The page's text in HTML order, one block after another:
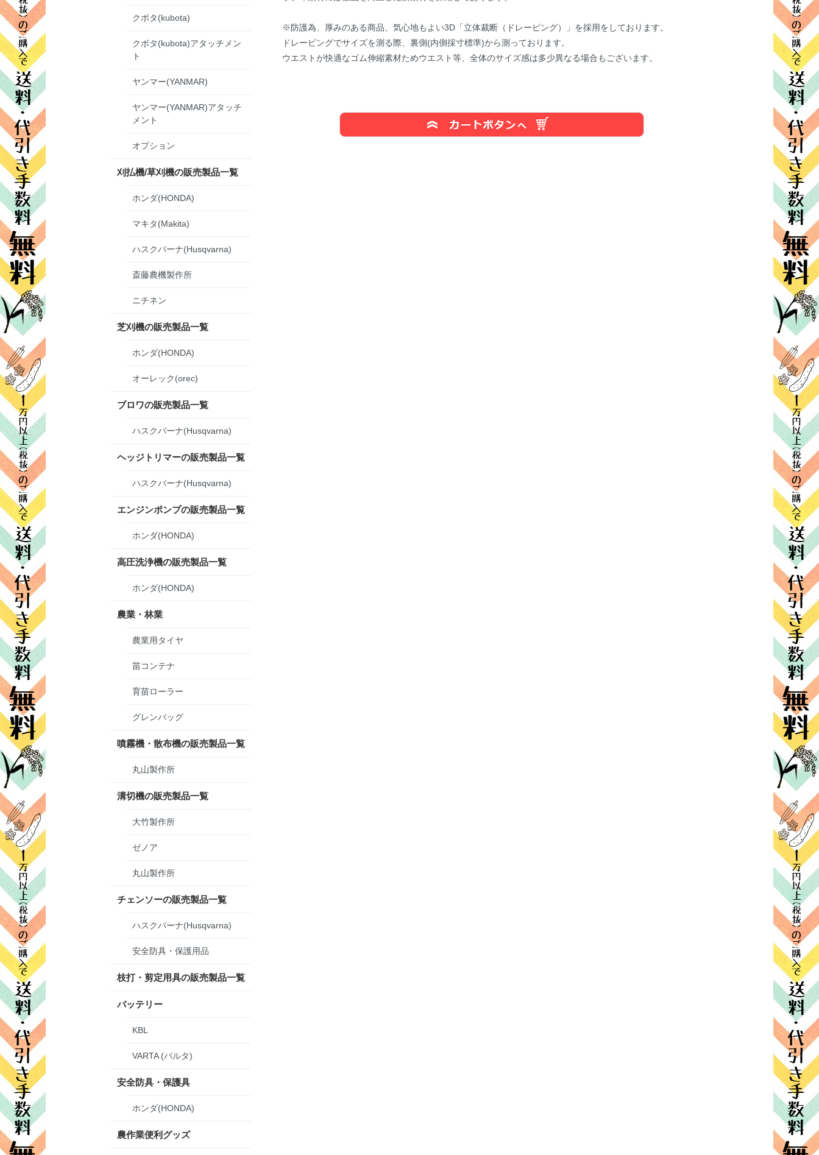
※防護為、厚みのある商品、気心地もよい3D「立体裁断（ドレーピング）」を採用をしております。
ドレーピングでサイズを測る際、裏側(内側採寸標準)から測っております。
ウエストが快適なゴム伸縮素材ためウエスト等、全体のサイズ感は多少異なる場合もございます。
クボタ(kubota)
クボタ(kubota)アタッチメン
ト
ヤンマー(YANMAR)
ヤンマー(YANMAR)アタッチ
メント
オプション
刈払機/草刈機の販売製品一覧
ホンダ(HONDA)
マキタ(Makita)
ハスクバーナ(Husqvarna)
斎藤農機製作所
ニチネン
芝刈機の販売製品一覧
ホンダ(HONDA)
オーレック(orec)
ブロワの販売製品一覧
ハスクバーナ(Husqvarna)
ヘッジトリマーの販売製品一覧
ハスクバーナ(Husqvarna)
エンジンポンプの販売製品一覧
ホンダ(HONDA)
高圧洗浄機の販売製品一覧
ホンダ(HONDA)
農業・林業
農業用タイヤ
苗コンテナ
育苗ローラー
グレンバッグ
噴霧機・散布機の販売製品一覧
丸山製作所
溝切機の販売製品一覧
大竹製作所
ゼノア
丸山製作所
チェンソーの販売製品一覧
ハスクバーナ(Husqvarna)
安全防具・保護用品
枝打・剪定用具の販売製品一覧
バッテリー
KBL
VARTA (バルタ)
安全防具・保護具
ホンダ(HONDA)
農作業便利グッズ